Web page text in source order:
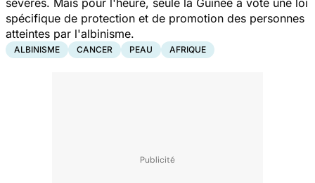
spécifique de protection et de promotion des personnes
atteintes par l'albinisme.
ALBINISME CANCER PEAU AFRIQUE